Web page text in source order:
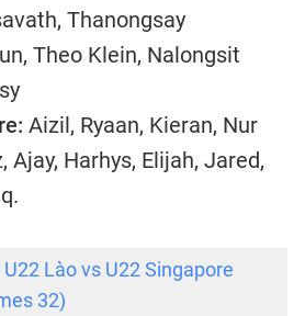
Thanongsay
Theo Klein, Nalongsit
Aizil, Ryaan, Kieran, Nur
Ajay, Harhys, Elijah, Jared,
Lào vs U22 Singapore
32)